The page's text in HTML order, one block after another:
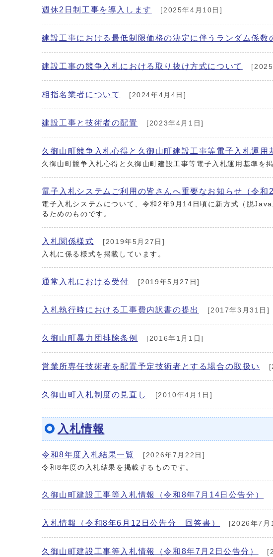
週休2日制工事を導入します [2025年4月10日]
建設工事における最低制限価格の決定に伴うランダム係数
建設工事の競争入札における取り抜け方式について
相指名業者について [2024年4月4日]
建設工事と技術者の配置 [2023年4月1日]
久御山町競争入札心得と久御山町建設工事等電子入札運用
久御山町競争入札心得と久御山町建設工事等電子入札運用基準を
電子入札システムご利用の皆さんへ重要なお知らせ（令和
電子入札システムについて、令和2年9月14日頃に新方式（脱
るためのものです。
入札関係様式
[2019年5月27日]
入札に係る様式を掲載しています。
通常入札における受付 [2019年5月27日]
入札執行時における工事費内訳書の提出 [2017年3月31日]
久御山町暴力団排除条例 [2016年1月1日]
営業所専任技術者を配置予定技術者とする場合の取扱い
久御山町入札制度の見直し [2010年4月1日]
入札情報
令和8年度入札結果一覧
[2026年7月22日]
令和8年度の入札結果を掲載するものです。
久御山町建設工事等入札情報（令和8年7月14日公告分）
入札情報（令和8年6月12日公告分 回答書） [2026年7月
久御山町建設工事等入札情報（令和8年7月2日公告分）